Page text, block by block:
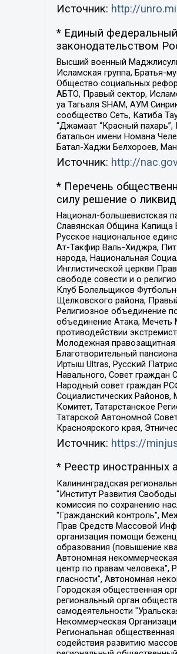
Источник: http://
* Единый федеральный
законодательством
Высший военный
Исламская группа, Братья-
Общество социальных
АБТО, Правый сектор,
уа Тагьаля SHAM, АУМ
сообщество Сеть, Катиба
“Джамаат “Красный
батальон имени Номана
Батал-Хаджи Белхороев,
Источник: http://
* Перечень
силу решение о
Национал-большевистская
Славянская Община Капища
Русское национальное
Ат-Такфир Валь-Хиджра,
народа, Национальная
Инглистической церкви
свободе совести и о
Клуб Болельщиков
Щелковского района,
Религиозное объединение
объединение Атака,
противодействии
Молодежная правозащитная
Благотворительный
Иртыш Ultras, Русский
Навального, Совет граждан
Народный совет граждан
Социалистических
Комитет, Татарстанское
Татарской Автономной
Красноярского края,
Источник: https://
* Реестр иностранных
Калининградская региональная общественная организация "Экозащита!-Женсовет", Фонд содействия защите прав и свобод граждан "Общественный вердикт", Фонд "Институт Развития Свободы Информации", Частное учреждение "Информационное агентство МЕМО. РУ", Региональная общественная организация "Общественная комиссия по сохранению наследия академика Сахарова", Фонд поддержки свободы прессы, Санкт-Петербургская общественная правозащитная организация "Гражданский контроль", Межрегиональная общественная организация "Информационно-просветительский центр "Мемориал", Региональный Фонд "Центр Защиты Прав Средств Массовой Информации", с 05.12.2023 Фонд "Центр Защиты Прав Средств массовой информации", Региональная общественная благотворительная организация помощи беженцам и мигрантам "Гражданское содействие", Негосударственное образовательное учреждение дополнительного профессионального образования (повышение квалификации) специалистов "АКАДЕМИЯ ПО ПРАВАМ ЧЕЛОВЕКА", Свердловская региональная общественная организация "Сутяжник", Автономная некоммерческая организация "Центр независимых социологических исследований", Союз общественных объединений "Российский исследовательский центр по правам человека", Региональное общественное учреждение научно-информационный центр "МЕМОРИАЛ", Некоммерческая организация "Фонд защиты гласности", Автономная некоммерческая организация "Институт прав человека", Городская общественная организация "Екатеринбургское общество "МЕМОРИАЛ", Городская общественная организация "Рязанское историко-просветительское и правозащитное общество "Мемориал" (Рязанский Мемориал), Челябинский региональный орган общественной самодеятельности – женское